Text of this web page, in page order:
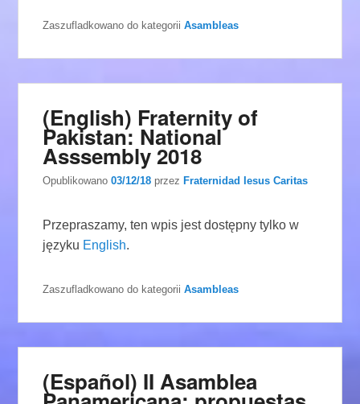
Zaszufladkowano do kategorii Asambleas
(English) Fraternity of
Pakistan: National
Asssembly 2018
Opublikowano03/12/18 przez Fraternidad Iesus Caritas
Przepraszamy, ten wpis jest dostępny tylko w
języku English.
Zaszufladkowano do kategorii Asambleas
(Español) II Asamblea